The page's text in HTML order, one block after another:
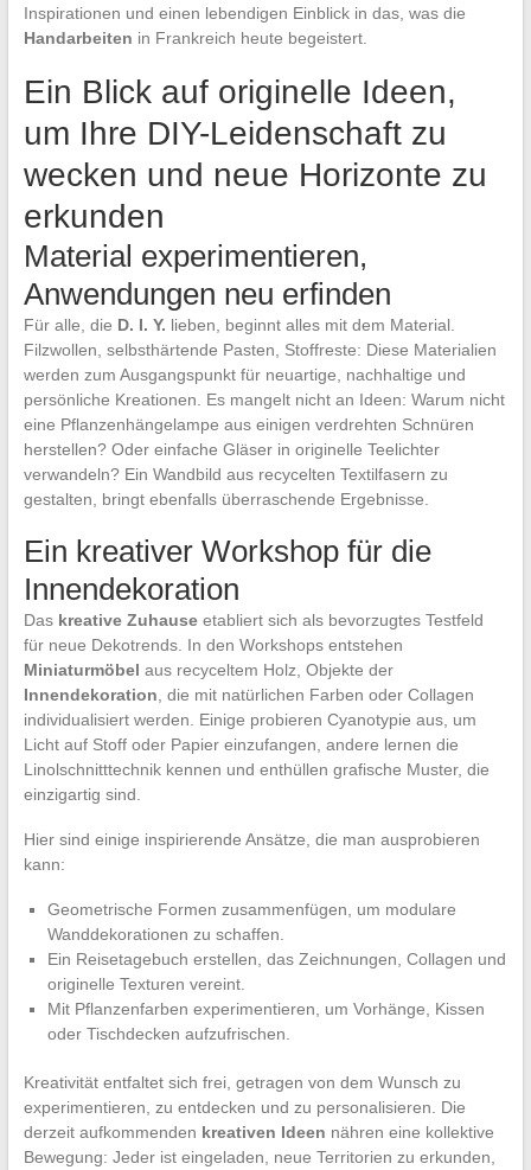
Inspirationen und einen lebendigen Einblick in das, was die
Handarbeiten in Frankreich heute begeistert.
Ein Blick auf originelle Ideen,
um Ihre DIY-Leidenschaft zu
wecken und neue Horizonte zu
erkunden
Material experimentieren,
Anwendungen neu erfinden
Für alle, die D. I. Y. lieben, beginnt alles mit dem Material.
Filzwollen, selbsthärtende Pasten, Stoffreste: Diese Materialien
werden zum Ausgangspunkt für neuartige, nachhaltige und
persönliche Kreationen. Es mangelt nicht an Ideen: Warum nicht
eine Pflanzenhängelampe aus einigen verdrehten Schnüren
herstellen? Oder einfache Gläser in originelle Teelichter
verwandeln? Ein Wandbild aus recycelten Textilfasern zu
gestalten, bringt ebenfalls überraschende Ergebnisse.
Ein kreativer Workshop für die
Innendekoration
Das kreative Zuhauseetabliert sich als bevorzugtes Testfeld
für neue Dekotrends. In den Workshops entstehen
Miniaturmöbel aus recyceltem Holz, Objekte der
Innendekoration , die mit natürlichen Farben oder Collagen
individualisiert werden. Einige probieren Cyanotypie aus, um
Licht auf Stoff oder Papier einzufangen, andere lernen die
Linolschnitttechnik kennen und enthüllen grafische Muster, die
einzigartig sind.
Hier sind einige inspirierende Ansätze, die man ausprobieren
kann:
Geometrische Formen zusammenfügen, um modulare
Wanddekorationen zu schaffen.
Ein Reisetagebuch erstellen, das Zeichnungen, Collagen und
originelle Texturen vereint.
Mit Pflanzenfarben experimentieren, um Vorhänge, Kissen
oder Tischdecken aufzufrischen.
Kreativität entfaltet sich frei, getragen von dem Wunsch zu
experimentieren, zu entdecken und zu personalisieren. Die
derzeit aufkommenden kreativen Ideen nähren eine kollektive
Bewegung: Jeder ist eingeladen, neue Territorien zu erkunden,